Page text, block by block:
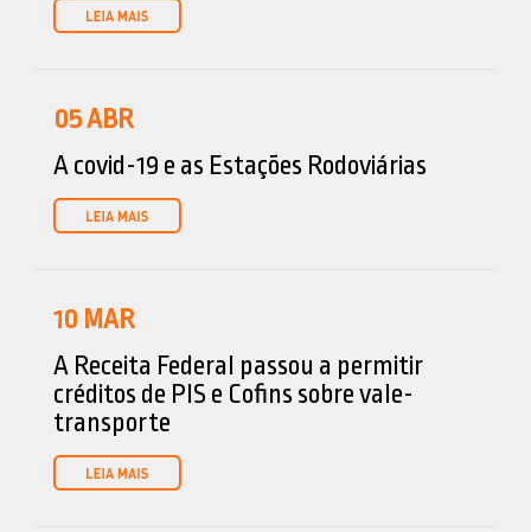
05ABR
A covid-19 e as Estações Rodoviárias
10 MAR
A Receita Federal passou a permitir
créditos de PIS e Cofins sobre vale-
transporte